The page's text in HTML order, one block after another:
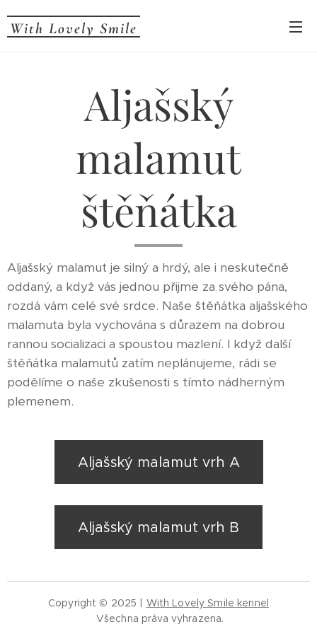
With Lovely Smile
Aljašský
malamut
štěňátka
Aljašský malamut je silný a hrdý, ale i neskutečně
oddaný, a když vás jednou přijme za svého pána,
rozdá vám celé své srdce. Naše štěňátka aljašského
malamuta byla vychována s důrazem na dobrou
rannou socializaci a spoustou mazlení. I když další
štěňátka malamutů zatím neplánujeme, rádi se
podělíme o naše zkušenosti s tímto nádherným
plemenem.
Aljašský malamut vrh A
Aljašský malamut vrh B
Copyright © 2025 | With Lovely Smile kennel
Všechna práva vyhrazena.